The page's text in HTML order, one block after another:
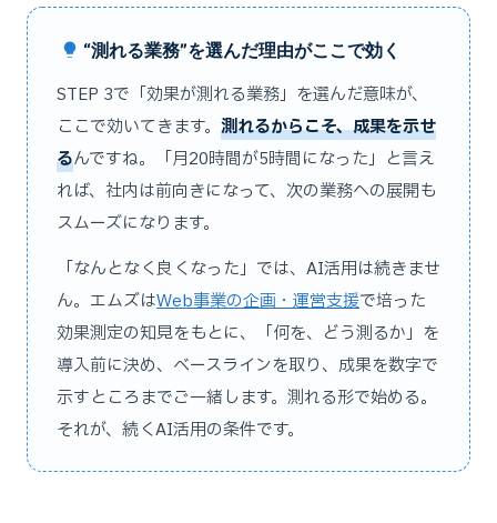
“測れる業務”を選んだ理由がここで効く
STEP 3で「効果が測れる業務」を選んだ意味が、
ここで効いてきます。 測れるからこそ、成果を示せ
るんですね。「月20時間が5時間になった」と言え
れば、社内は前向きになって、次の業務への展開も
スムーズになります。
「なんとなく良くなった」では、AI活用は続きませ
ん。エムズはWeb事業の企画・運営支援で培った
効果測定の知見をもとに、「何を、どう測るか」を
導入前に決め、ベースラインを取り、成果を数字で
示すところまでご一緒します。測れる形で始める。
それが、続くAI活用の条件です。